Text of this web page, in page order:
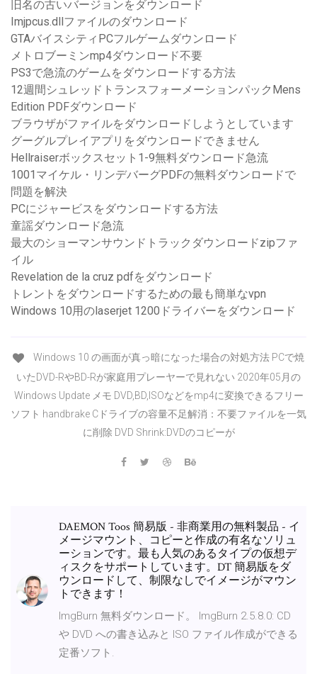
旧名の古いバージョンをダウンロード
Imjpcus.dllファイルのダウンロード
GTAバイスシティPCフルゲームダウンロード
メトロブーミンmp4ダウンロード不要
PS3で急流のゲームをダウンロードする方法
12週間シュレッドトランスフォーメーションパックMens
Edition PDFダウンロード
ブラウザがファイルをダウンロードしようとしています
グーグルプレイアプリをダウンロードできません
Hellraiserボックスセット1-9無料ダウンロード急流
1001マイケル・リンデバーグPDFの無料ダウンロードで
問題を解決
PCにジャービスをダウンロードする方法
童謡ダウンロード急流
最大のショーマンサウンドトラックダウンロードzipファ
イル
Revelation de la cruz pdfをダウンロード
トレントをダウンロードするための最も簡単なvpn
Windows 10用のlaserjet 1200ドライバーをダウンロード
Windows 10 の画面が真っ暗になった場合の対処方法 PCで焼
いたDVD-RやBD-Rが家庭用プレーヤーで見れない 2020年05月の
Windows Update メモ DVD,BD,ISOなどをmp4に変換できるフリー
ソフト handbrake Cドライブの容量不足解消：不要ファイルを一気
に削除 DVD Shrink:DVDのコピーが
DAEMON Toos 簡易版 - 非商業用の無料製品 - イ
メージマウント、コピーと作成の有名なソリュ
ーションです。最も人気のあるタイプの仮想デ
ィスクをサポートしています。DT 簡易版をダ
ウンロードして、制限なしでイメージがマウン
トできます！
ImgBurn 無料ダウンロード。 ImgBurn 2.5.8.0: CD
や DVD への書き込みと ISO ファイル作成ができる
定番ソフト.